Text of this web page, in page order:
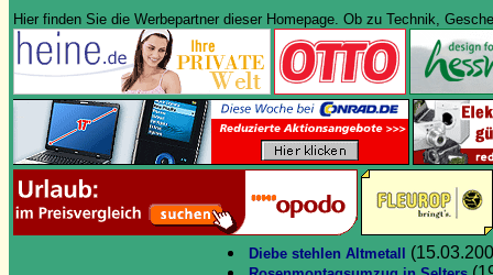
Hier finden Sie die Werbepartner dieser Homepage. Ob zu Technik,
Diebe stehlen Altmetall